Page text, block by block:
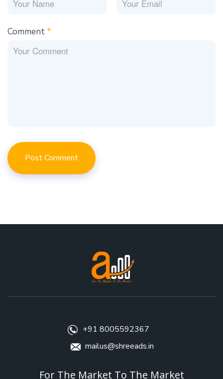
Comment *
+91 8005592367
mailus@shreeads.in
For The Market To The Market